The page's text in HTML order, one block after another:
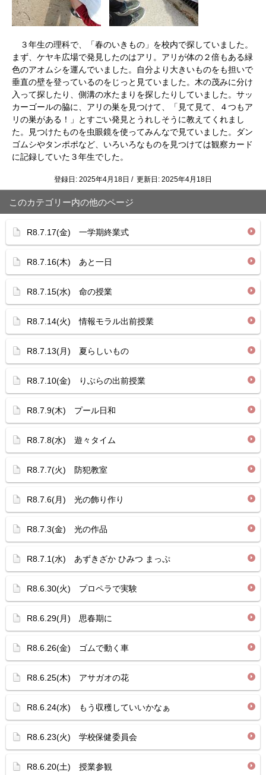
３年生の理科で、「春のいきもの」を校内で探していました。
まず、ケヤキ広場で発見したのはアリ。アリが体の２倍もある緑
色のアオムシを運んでいました。自分より大きいものをも担いで
垂直の壁を登っているのをじっと見ていました。木の茂みに分け
入って探したり、側溝の水たまりを探したりしていました。サッ
カーゴールの脇に、アリの巣を見つけて、「見て見て、４つもア
リの巣がある！」とすごい発見とうれしそうに教えてくれまし
た。見つけたものを虫眼鏡を使ってみんなで見ていました。ダン
ゴムシやタンポポなど、いろいろなものを見つけては観察カード
に記録していた３年生でした。
登録日: 2025年4月18日 / 更新日: 2025年4月18日
このカテゴリー内の他のページ
R8.7.17(金) 一学期終業式
R8.7.16(木) あと一日
R8.7.15(水) 命の授業
R8.7.14(火) 情報モラル出前授業
R8.7.13(月) 夏らしいもの
R8.7.10(金) りぶらの出前授業
R8.7.9(木) プール日和
R8.7.8(水) 遊々タイム
R8.7.7(火) 防犯教室
R8.7.6(月) 光の飾り作り
R8.7.3(金) 光の作品
R8.7.1(水) あずきざか ひみつ まっぷ
R8.6.30(火) プロペラで実験
R8.6.29(月) 思春期に
R8.6.26(金) ゴムで動く車
R8.6.25(木) アサガオの花
R8.6.24(水) もう収穫していいかなぁ
R8.6.23(火) 学校保健委員会
R8.6.20(土) 授業参観